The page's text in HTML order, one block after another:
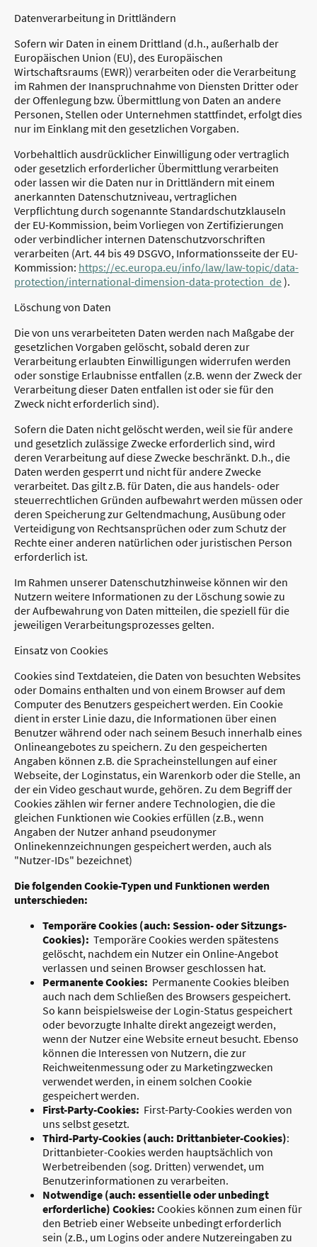
Datenverarbeitung in Drittländern
Sofern wir Daten in einem Drittland (d.h., außerhalb der
Europäischen Union (EU), des Europäischen
Wirtschaftsraums (EWR)) verarbeiten oder die Verarbeitung
im Rahmen der Inanspruchnahme von Diensten Dritter oder
der Offenlegung bzw. Übermittlung von Daten an andere
Personen, Stellen oder Unternehmen stattfindet, erfolgt dies
nur im Einklang mit den gesetzlichen Vorgaben.
Vorbehaltlich ausdrücklicher Einwilligung oder vertraglich
oder gesetzlich erforderlicher Übermittlung verarbeiten
oder lassen wir die Daten nur in Drittländern mit einem
anerkannten Datenschutzniveau, vertraglichen
Verpflichtung durch sogenannte Standardschutzklauseln
der EU-Kommission, beim Vorliegen von Zertifizierungen
oder verbindlicher internen Datenschutzvorschriften
verarbeiten (Art. 44 bis 49 DSGVO, Informationsseite der EU-
Kommission: https://ec.europa.eu/info/law/law-topic/data-
protection/international-dimension-data-protection_de).
Löschung von Daten
Die von uns verarbeiteten Daten werden nach Maßgabe der
gesetzlichen Vorgaben gelöscht, sobald deren zur
Verarbeitung erlaubten Einwilligungen widerrufen werden
oder sonstige Erlaubnisse entfallen (z.B. wenn der Zweck der
Verarbeitung dieser Daten entfallen ist oder sie für den
Zweck nicht erforderlich sind).
Sofern die Daten nicht gelöscht werden, weil sie für andere
und gesetzlich zulässige Zwecke erforderlich sind, wird
deren Verarbeitung auf diese Zwecke beschränkt. D.h., die
Daten werden gesperrt und nicht für andere Zwecke
verarbeitet. Das gilt z.B. für Daten, die aus handels- oder
steuerrechtlichen Gründen aufbewahrt werden müssen oder
deren Speicherung zur Geltendmachung, Ausübung oder
Verteidigung von Rechtsansprüchen oder zum Schutz der
Rechte einer anderen natürlichen oder juristischen Person
erforderlich ist.
Im Rahmen unserer Datenschutzhinweise können wir den
Nutzern weitere Informationen zu der Löschung sowie zu
der Aufbewahrung von Daten mitteilen, die speziell für die
jeweiligen Verarbeitungsprozesses gelten.
Einsatz von Cookies
Cookies sind Textdateien, die Daten von besuchten Websites
oder Domains enthalten und von einem Browser auf dem
Computer des Benutzers gespeichert werden. Ein Cookie
dient in erster Linie dazu, die Informationen über einen
Benutzer während oder nach seinem Besuch innerhalb eines
Onlineangebotes zu speichern. Zu den gespeicherten
Angaben können z.B. die Spracheinstellungen auf einer
Webseite, der Loginstatus, ein Warenkorb oder die Stelle, an
der ein Video geschaut wurde, gehören. Zu dem Begriff der
Cookies zählen wir ferner andere Technologien, die die
gleichen Funktionen wie Cookies erfüllen (z.B., wenn
Angaben der Nutzer anhand pseudonymer
Onlinekennzeichnungen gespeichert werden, auch als
"Nutzer-IDs" bezeichnet)
Die folgenden Cookie-Typen und Funktionen werden
unterschieden:
Temporäre Cookies (auch: Session- oder Sitzungs-
Cookies): Temporäre Cookies werden spätestens
gelöscht, nachdem ein Nutzer ein Online-Angebot
verlassen und seinen Browser geschlossen hat.
Permanente Cookies: Permanente Cookies bleiben
auch nach dem Schließen des Browsers gespeichert.
So kann beispielsweise der Login-Status gespeichert
oder bevorzugte Inhalte direkt angezeigt werden,
wenn der Nutzer eine Website erneut besucht. Ebenso
können die Interessen von Nutzern, die zur
Reichweitenmessung oder zu Marketingzwecken
verwendet werden, in einem solchen Cookie
gespeichert werden.
First-Party-Cookies: First-Party-Cookies werden von
uns selbst gesetzt.
Third-Party-Cookies (auch: Drittanbieter-Cookies):
Drittanbieter-Cookies werden hauptsächlich von
Werbetreibenden (sog. Dritten) verwendet, um
Benutzerinformationen zu verarbeiten.
Notwendige (auch: essentielle oder unbedingt
erforderliche) Cookies: Cookies können zum einen für
den Betrieb einer Webseite unbedingt erforderlich
sein (z.B., um Logins oder andere Nutzereingaben zu